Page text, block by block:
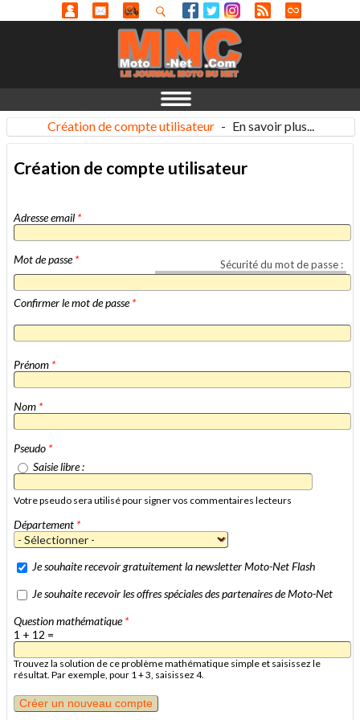
Création de compte utilisateur - En savoir plus...
Création de compte utilisateur
Adresse email *
Sécurité du mot de passe :
Mot de passe*
Confirmer le mot de passe*
Prénom *
Nom *
Pseudo *
Saisie libre :
Votre pseudo sera utilisé pour signer vos commentaires lecteurs
Département *
Je souhaite recevoir gratuitement la newsletter Moto-Net Flash
Je souhaite recevoir les offres spéciales des partenaires de Moto-Net
Question mathématique*
1 + 12 =
Trouvez la solution de ce problème mathématique simple et saisissez le
résultat. Par exemple, pour 1 + 3, saisissez 4.